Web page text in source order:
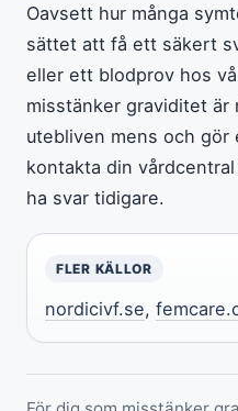
Oavsett hur många
sättet att få ett säkert
eller ett blodprov hos
misstänker graviditet
utebliven mens och gör
kontakta din
ha svar tidigare.
FLER KÄLLOR
nordicivf.se,